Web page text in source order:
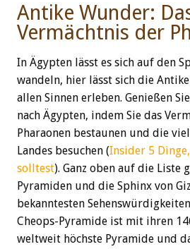
Antike Wunder:
Vermächtnis der
In Ägypten lässt es sich auf den
wandeln, hier lässt sich die
allen Sinnen erleben. Genießen
nach Ägypten, indem Sie das
Pharaonen bestaunen und die
Landes besuchen (Insider 5
solltest). Ganz oben auf die Liste
Pyramiden und die Sphinx von
bekanntesten
Cheops-Pyramide ist mit ihren
weltweit höchste Pyramide und